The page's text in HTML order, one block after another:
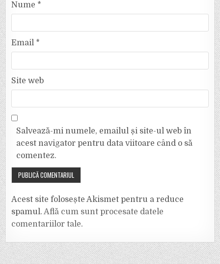
Nume *
Email *
Site web
Salvează-mi numele, emailul și site-ul web în
acest navigator pentru data viitoare când o să
comentez.
Acest site folosește Akismet pentru a reduce
spamul.Află cum sunt procesate datele
comentariilor tale.